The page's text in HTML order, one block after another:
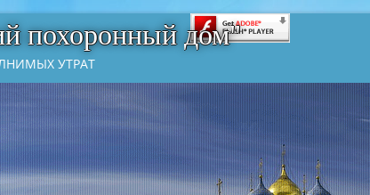
похоронный дом"
УТРАТ